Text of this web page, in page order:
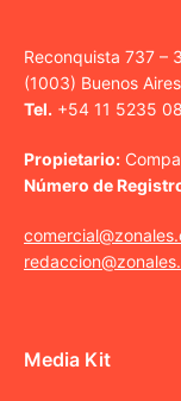
Reconquista 737 –
(1003) Buenos
Tel. +54 11 5235
Propietario:
Número de
Media Kit